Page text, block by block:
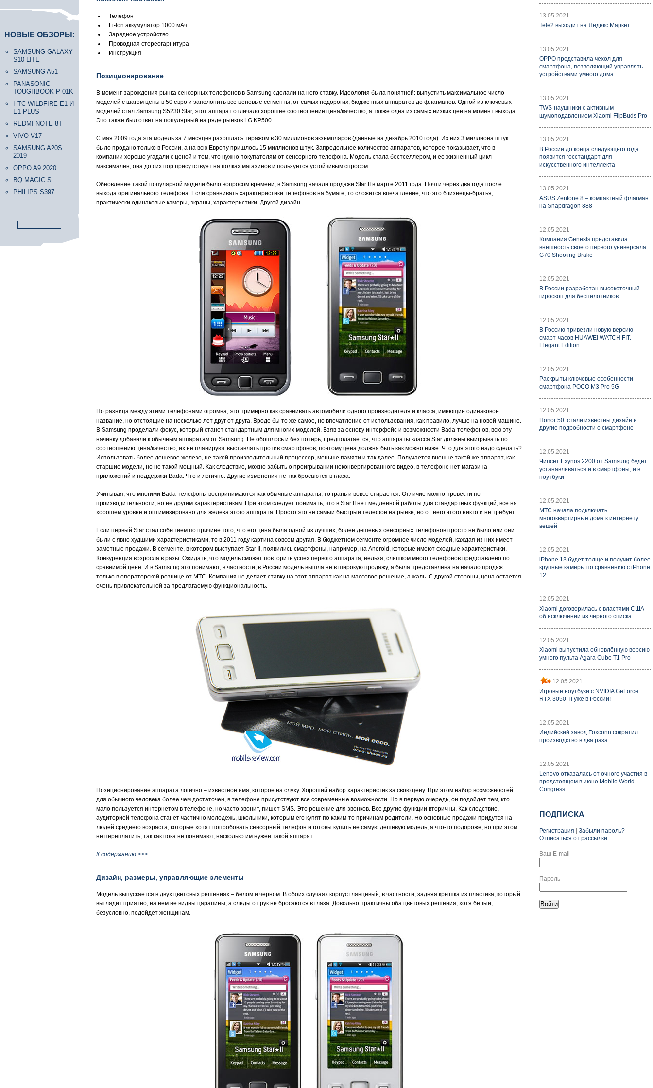
НОВЫЕ ОБЗОРЫ:
SAMSUNG GALAXY
S10 LITE
SAMSUNG A51
PANASONIC
TOUGHBOOK P-01K
HTC WILDFIRE E1 И
E1 PLUS
REDMI NOTE 8T
VIVO V17
SAMSUNG A20S
2019
OPPO A9 2020
BQ MAGIC S
PHILIPS S397
Телефон
Li-Ion аккумулятор 1000 мАч
Зарядное устройство
Проводная стереогарнитура
Инструкция
Позиционирование
В момент зарождения рынка сенсорных телефонов в Samsung сделали на него ставку. Идеология была понятной: выпустить максимальное число
моделей с шагом цены в 50 евро и заполонить все ценовые сегменты, от самых недорогих, бюджетных аппаратов до флагманов. Одной из ключевых
моделей стал Samsung S5230 Star, этот аппарат отличало хорошее соотношение цена/качество, а также одна из самых низких цен на момент выхода.
Это также был ответ на популярный на ряде рынков LG KP500.
С мая 2009 года эта модель за 7 месяцев разошлась тиражом в 30 миллионов экземпляров (данные на декабрь 2010 года). Из них 3 миллиона штук
было продано только в России, а на всю Европу пришлось 15 миллионов штук. Запредельное количество аппаратов, которое показывает, что в
компании хорошо угадали с ценой и тем, что нужно покупателям от сенсорного телефона. Модель стала бестселлером, и ее жизненный цикл
максимален, она до сих пор присутствует на полках магазинов и пользуется устойчивым спросом.
Обновление такой популярной модели было вопросом времени, в Samsung начали продажи Star II в марте 2011 года. Почти через два года после
выхода оригинального телефона. Если сравнивать характеристики телефонов на бумаге, то сложится впечатление, что это близнецы-братья,
практически одинаковые камеры, экраны, характеристики. Другой дизайн.
Но разница между этими телефонами огромна, это примерно как сравнивать автомобили одного производителя и класса, имеющие одинаковое
название, но отстоящие на несколько лет друг от друга. Вроде бы то же самое, но впечатление от использования, как правило, лучше на новой машине.
В Samsung проделали фокус, который станет стандартным для многих моделей. Взяв за основу интерфейс и возможности Bada-телефонов, всю эту
начинку добавили к обычным аппаратам от Samsung. Не обошлось и без потерь, предполагается, что аппараты класса Star должны выигрывать по
соотношению цена/качество, их не планируют выставлять против смартфонов, поэтому цена должна быть как можно ниже. Что для этого надо сделать?
Использовать более дешевое железо, не такой производительный процессор, меньше памяти и так далее. Получается внешне такой же аппарат, как
старшие модели, но не такой мощный. Как следствие, можно забыть о проигрывании неконвертированного видео, в телефоне нет магазина
приложений и поддержки Bada. Что и логично. Другие изменения не так бросаются в глаза.
Учитывая, что многими Bada-телефоны воспринимаются как обычные аппараты, то грань и вовсе стирается. Отличие можно провести по
производительности, но не другим характеристикам. При этом следует понимать, что в Star II нет медленной работы для стандартных функций, все на
хорошем уровне и оптимизировано для железа этого аппарата. Просто это не самый быстрый телефон на рынке, но от него этого никто и не требует.
Если первый Star стал событием по причине того, что его цена была одной из лучших, более дешевых сенсорных телефонов просто не было или они
были с явно худшими характеристиками, то в 2011 году картина совсем другая. В бюджетном сегменте огромное число моделей, каждая из них имеет
заметные продажи. В сегменте, в котором выступает Star II, появились смартфоны, например, на Android, которые имеют сходные характеристики.
Конкуренция возросла в разы. Ожидать, что модель сможет повторить успех первого аппарата, нельзя, слишком много телефонов представлено по
сравнимой цене. И в Samsung это понимают, в частности, в России модель вышла не в широкую продажу, а была представлена на начало продаж
только в операторской рознице от МТС. Компания не делает ставку на этот аппарат как на массовое решение, а жаль. С другой стороны, цена остается
очень привлекательной за предлагаемую функциональность.
Позиционирование аппарата логично – известное имя, которое на слуху. Хороший набор характеристик за свою цену. При этом набор возможностей
для обычного человека более чем достаточен, в телефоне присутствуют все современные возможности. Но в первую очередь, он подойдет тем, кто
мало пользуется интернетом в телефоне, но часто звонит, пишет SMS. Это решение для звонков. Все другие функции вторичны. Как следствие,
аудиторией телефона станет частично молодежь, школьники, которым его купят по каким-то причинам родители. Но основные продажи придутся на
людей среднего возраста, которые хотят попробовать сенсорный телефон и готовы купить не самую дешевую модель, а что-то подороже, но при этом
не переплатить, так как пока не понимают, насколько им нужен такой аппарат.
К содержанию >>>
Дизайн, размеры, управляющие элементы
Модель выпускается в двух цветовых решениях – белом и черном. В обоих случаях корпус глянцевый, в частности, задняя крышка из пластика, который
выглядит приятно, на нем не видны царапины, а следы от рук не бросаются в глаза. Довольно практичны оба цветовых решения, хотя белый,
безусловно, подойдет женщинам.
13.05.2021
Tele2 выходит на Яндекс.Маркет
13.05.2021
OPPO представила чехол для
смартфона, позволяющий управлять
устройствами умного дома
13.05.2021
TWS-наушники с активным
шумоподавлением Xiaomi FlipBuds Pro
13.05.2021
В России до конца следующего года
появится госстандарт для
искусственного интеллекта
13.05.2021
ASUS Zenfone 8 – компактный флагман
на Snapdragon 888
12.05.2021
Компания Genesis представила
внешность своего первого универсала
G70 Shooting Brake
12.05.2021
В России разработан высокоточный
гироскоп для беспилотников
12.05.2021
В Россию привезли новую версию
смарт-часов HUAWEI WATCH FIT,
Elegant Edition
12.05.2021
Раскрыты ключевые особенности
смартфона POCO M3 Pro 5G
12.05.2021
Honor 50: стали известны дизайн и
другие подробности о смартфоне
12.05.2021
Чипсет Exynos 2200 от Samsung будет
устанавливаться и в смартфоны, и в
ноутбуки
12.05.2021
МТС начала подключать
многоквартирные дома к интернету
вещей
12.05.2021
iPhone 13 будет толще и получит более
крупные камеры по сравнению с iPhone
12
12.05.2021
Xiaomi договорилась с властями США
об исключении из чёрного списка
12.05.2021
Xiaomi выпустила обновлённую версию
умного пульта Agara Cube T1 Pro
12.05.2021
Игровые ноутбуки с NVIDIA GeForce
RTX 3050 Ti уже в России!
12.05.2021
Индийский завод Foxconn сократил
производство в два раза
12.05.2021
Lenovo отказалась от очного участия в
предстоящем в июне Mobile World
Congress
ПОДПИСКА
Регистрация
Забыли пароль?
Отписаться от рассылки
Ваш E-mail
Пароль